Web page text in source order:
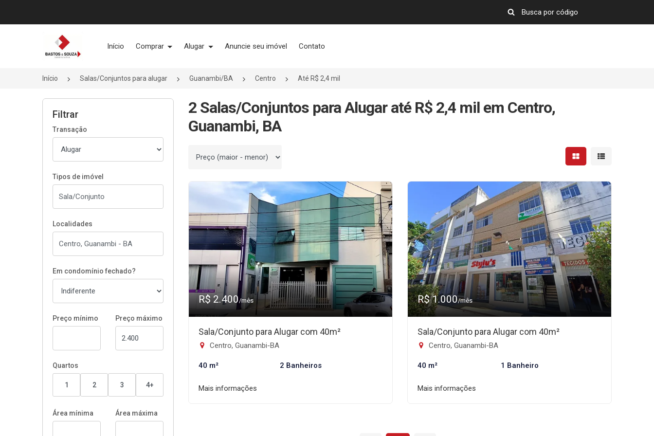
Página inicial
Início Comprar Alugar Anuncie seu imóvel Contato
Início Salas/Conjuntos para alugar Guanambi/BA Centro Até R$ 2,4 mil
Filtrar
Transação
Tipos de imóvel
Localidades
Em condomínio fechado?
Preço mínimo Preço máximo
Quartos
1 2 3 4+
Área mínima Área máxima
2 Salas/Conjuntos para Alugar até R$ 2,4 mil em Centro,
Guanambi, BA
Ordenar por Mostrar resultados em
Mostrar
R$ 2.400/mês
Sala/Conjunto para Alugar com 40m²
Centro, Guanambi-BA
40 m² 2 Banheiros
Mais informações
R$ 1.000/mês
Sala/Conjunto para Alugar com 40m²
Centro, Guanambi-BA
40 m² 1 Banheiro
Mais informações